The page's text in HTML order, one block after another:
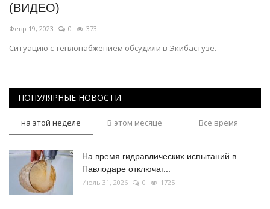
(ВИДЕО)
Февр 19, 2023 0 373
Ситуацию с теплонабжением обсудили в Экибастузе.
ПОПУЛЯРНЫЕ НОВОСТИ
на этой неделе В этом месяце Все время
На время гидравлических испытаний в
Павлодаре отключат...
Июль 31, 2026 0 1725